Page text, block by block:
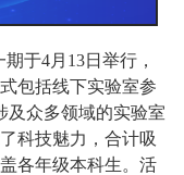
于4月13日举行，
包括线下实验室参
及众多领域的实验室
科技魅力，合计吸
各年级本科生。 活